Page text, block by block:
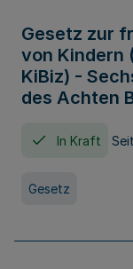
Gesetz zur
von Kindern
KiBiz) -
des Achten
In Kraft
Gesetz